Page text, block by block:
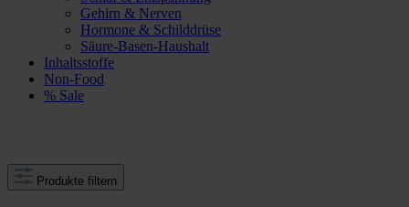
Gehirn & Nerven
Hormone & Schilddrüse
Säure-Basen-Haushalt
Inhaltsstoffe
Non-Food
% Sale
Produkte filtern